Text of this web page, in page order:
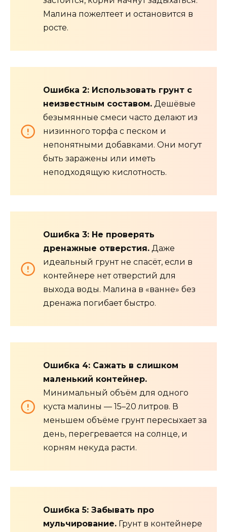
Малина пожелтеет и остановится в
росте.
Ошибка 2: Использовать грунт с
неизвестным составом. Дешёвые
безымянные смеси часто делают из
низинного торфа с песком и
непонятными добавками. Они могут
быть заражены или иметь
неподходящую кислотность.
Ошибка 3: Не проверять
дренажные отверстия. Даже
идеальный грунт не спасёт, если в
контейнере нет отверстий для
выхода воды. Малина в «ванне» без
дренажа погибает быстро.
Ошибка 4: Сажать в слишком
маленький контейнер.
Минимальный объём для одного
куста малины — 15–20 литров. В
меньшем объёме грунт пересыхает за
день, перегревается на солнце, и
корням некуда расти.
Ошибка 5: Забывать про
мульчирование. Грунт в контейнере